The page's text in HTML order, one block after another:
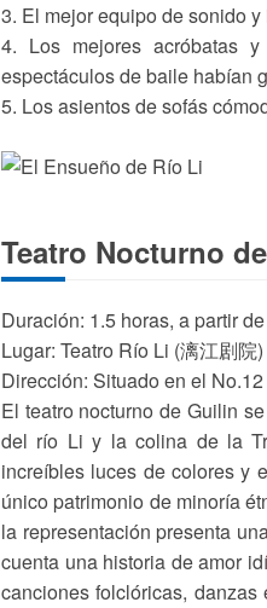
3. El mejor equipo de sonido
4. Los mejores acróbatas
espectáculos de baile habían
5. Los asientos de sofás
Teatro Nocturno
Duración: 1.5 horas, a partir
Lugar: Teatro Río Li (漓江剧院)
Dirección: Situado en el
El teatro nocturno de Guilin
del río Li y la colina de la
increíbles luces de colores y
único patrimonio de minoría
la representación presenta
cuenta una historia de amor
canciones folclóricas,